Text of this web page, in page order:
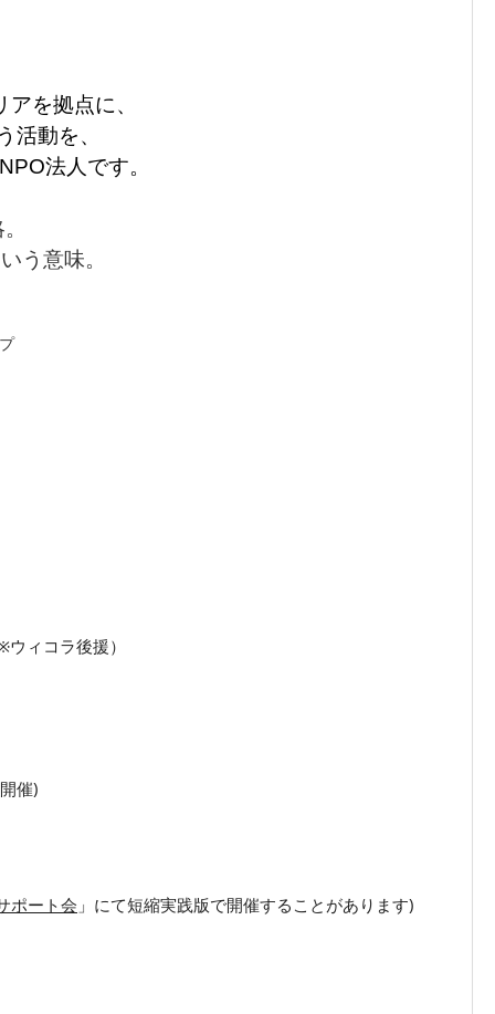
アを拠点に、
活動を、
法人です。
う意味。
ウィコラ後援）
開催)
ポート会 」にて短縮実践版で開催することがあります)